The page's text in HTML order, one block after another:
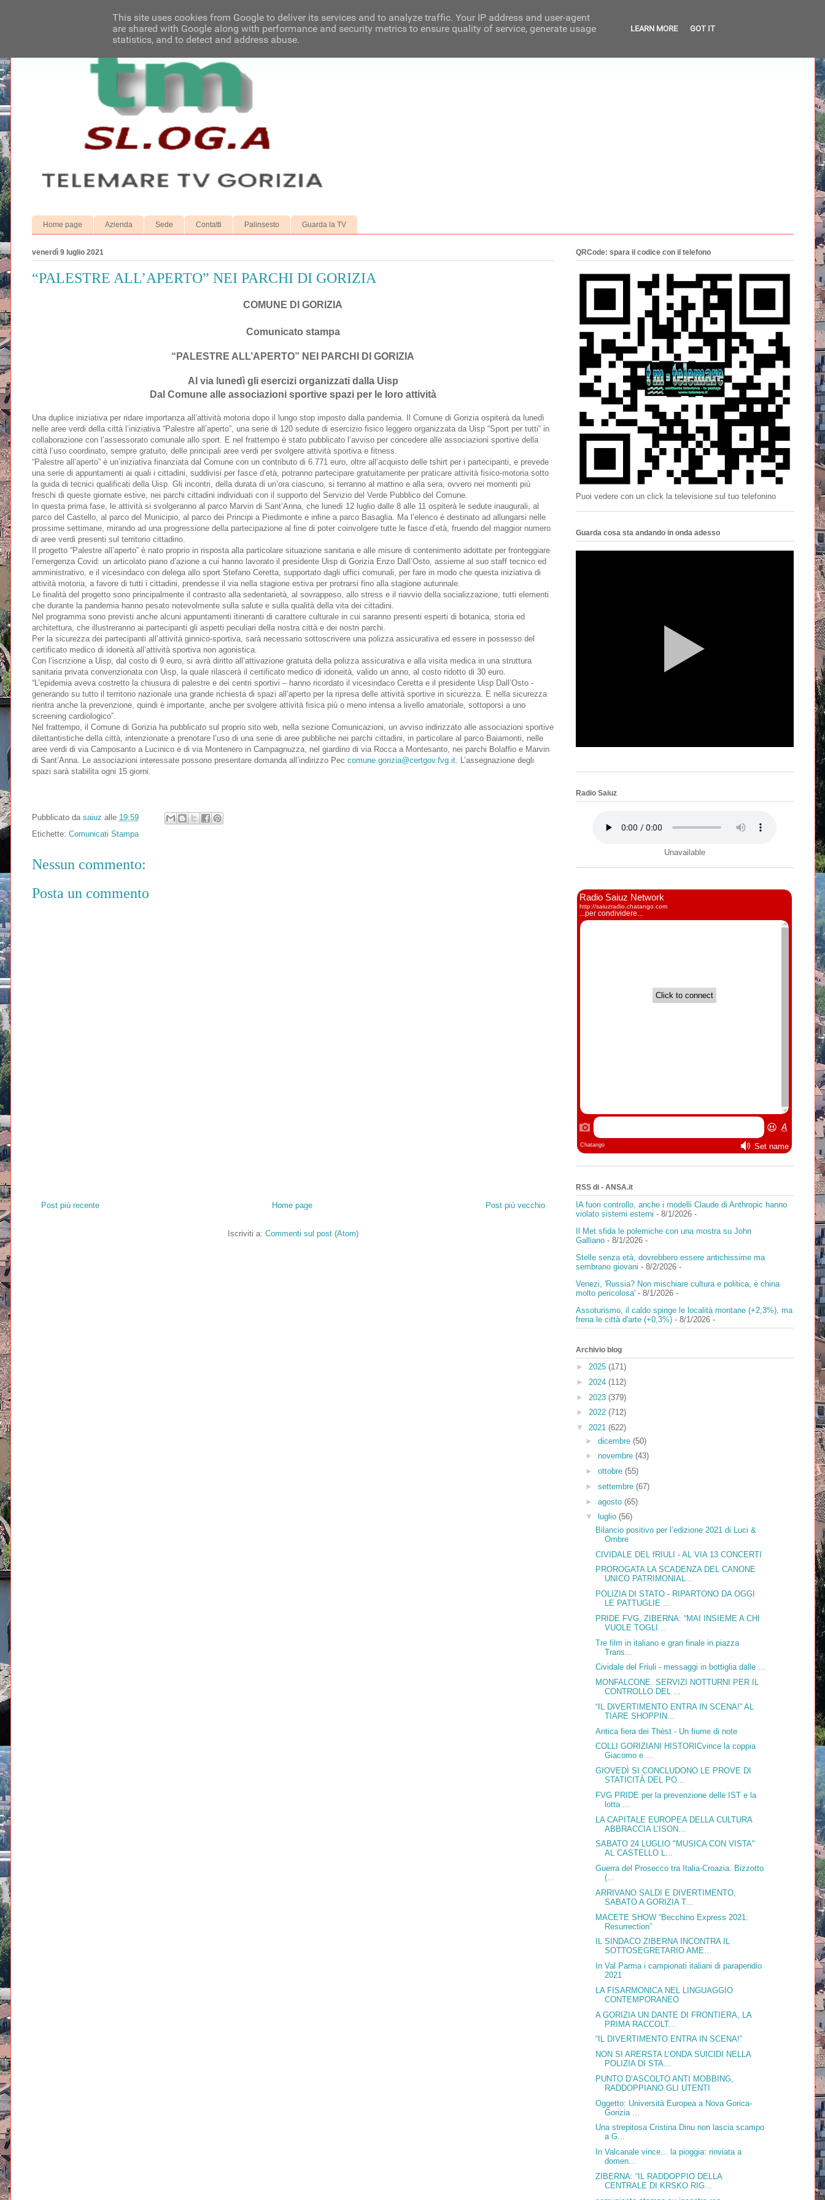
Home page Azienda Sede Contatti Palinsesto Guarda la TV
venerdì 9 luglio 2021
“PALESTRE ALL’APERTO” NEI PARCHI DI GORIZIA
COMUNE DI GORIZIA
Comunicato stampa
“PALESTRE ALL’APERTO” NEI PARCHI DI GORIZIA
Al via lunedì gli esercizi organizzati dalla Uisp
Dal Comune alle associazioni sportive spazi per le loro attività
Una duplice iniziativa per ridare importanza all’attività motoria dopo il lungo stop imposto dalla pandemia. Il Comune di Gorizia ospiterà da lunedì
nelle aree verdi della città l’iniziativa “Palestre all’aperto”, una serie di 120 sedute di esercizio fisico leggero organizzata da Uisp “Sport per tutti” in
collaborazione con l’assessorato comunale allo sport. E nel frattempo è stato pubblicato l’avviso per concedere alle associazioni sportive della
città l’uso coordinato, sempre gratuito, delle principali aree verdi per svolgere attività sportiva e fitness.
“Palestre all’aperto” è un’iniziativa finanziata dal Comune con un contributo di 6.771 euro, oltre all’acquisto delle tshirt per i partecipanti, e prevede
una serie di appuntamenti ai quali i cittadini, suddivisi per fasce d’età, potranno partecipare gratuitamente per praticare attività fisico-motoria sotto
la guida di tecnici qualificati della Uisp. Gli incontri, della durata di un’ora ciascuno, si terranno al mattino e alla sera, ovvero nei momenti più
freschi di queste giornate estive, nei parchi cittadini individuati con il supporto del Servizio del Verde Pubblico del Comune.
In questa prima fase, le attività si svolgeranno al parco Marvin di Sant’Anna, che lunedì 12 luglio dalle 8 alle 11 ospiterà le sedute inaugurali, al
parco del Castello, al parco del Municipio, al parco dei Principi a Piedimonte e infine a parco Basaglia. Ma l’elenco è destinato ad allungarsi nelle
prossime settimane, mirando ad una progressione della partecipazione al fine di poter coinvolgere tutte le fasce d’età, fruendo del maggior numero
di aree verdi presenti sul territorio cittadino.
Il progetto “Palestre all’aperto” è nato proprio in risposta alla particolare situazione sanitaria e alle misure di contenimento adottate per fronteggiare
l’emergenza Covid: un articolato piano d’azione a cui hanno lavorato il presidente Uisp di Gorizia Enzo Dall’Osto, assieme al suo staff tecnico ed
amministrativo, e il vicesindaco con delega allo sport Stefano Ceretta, supportato dagli uffici comunali, per fare in modo che questa iniziativa di
attività motoria, a favore di tutti i cittadini, prendesse il via nella stagione estiva per protrarsi fino alla stagione autunnale.
Le finalità del progetto sono principalmente il contrasto alla sedentarietà, al sovrappeso, allo stress e il riavvio della socializzazione, tutti elementi
che durante la pandemia hanno pesato notevolmente sulla salute e sulla qualità della vita dei cittadini.
Nel programma sono previsti anche alcuni appuntamenti itineranti di carattere culturale in cui saranno presenti esperti di botanica, storia ed
architettura, che illustreranno ai partecipanti gli aspetti peculiari della nostra città e dei nostri parchi.
Per la sicurezza dei partecipanti all’attività ginnico-sportiva, sarà necessario sottoscrivere una polizza assicurativa ed essere in possesso del
certificato medico di idoneità all’attività sportiva non agonistica.
Con l’iscrizione a Uisp, dal costo di 9 euro, si avrà diritto all’attivazione gratuita della polizza assicurativa e alla visita medica in una struttura
sanitaria privata convenzionata con Uisp, la quale rilascerà il certificato medico di idoneità, valido un anno, al costo ridotto di 30 euro.
“L’epidemia aveva costretto la chiusura di palestre e dei centri sportivi – hanno ricordato il vicesindaco Ceretta e il presidente Uisp Dall’Osto -
generando su tutto il territorio nazionale una grande richiesta di spazi all’aperto per la ripresa delle attività sportive in sicurezza. E nella sicurezza
rientra anche la prevenzione, quindi è importante, anche per svolgere attività fisica più o meno intensa a livello amatoriale, sottoporsi a uno
screening cardiologico”.
Nel frattempo, il Comune di Gorizia ha pubblicato sul proprio sito web, nella sezione Comunicazioni, un avviso indirizzato alle associazioni sportive
dilettantistiche della città, intenzionate a prenotare l’uso di una serie di aree pubbliche nei parchi cittadini, in particolare al parco Baiamonti, nelle
aree verdi di via Camposanto a Lucinico e di via Montenero in Campagnuzza, nel giardino di via Rocca a Montesanto, nei parchi Bolaffio e Marvin
di Sant’Anna. Le associazioni interessate possono presentare domanda all’indirizzo Pec comune.gorizia@certgov.fvg.it. L’assegnazione degli
spazi sarà stabilita ogni 15 giorni.
Pubblicato da saiuz alle 19:59
Etichette: Comunicati Stampa
Nessun commento:
Posta un commento
Post più recente Post più vecchio
Home page
Iscriviti a: Commenti sul post (Atom)
QRCode: spara il codice con il telefono
Puoi vedere con un click la televisione sul tuo telefonino
Guarda cosa sta andando in onda adesso
Radio Saiuz
Unavailable
RSS di - ANSA.it
IA fuori controllo, anche i modelli Claude di Anthropic hanno
violato sistemi esterni - 8/1/2026-
Il Met sfida le polemiche con una mostra su John
Galliano- 8/1/2026-
Stelle senza età, dovrebbero essere antichissime ma
sembrano giovani - 8/2/2026-
Venezi, 'Russia? Non mischiare cultura e politica, è china
molto pericolosa'- 8/1/2026-
Assoturismo, il caldo spinge le località montane (+2,3%), ma
frena le città d'arte (+0,3%)- 8/1/2026-
Archivio blog
► 2025 (171)
► 2024 (112)
► 2023 (379)
► 2022 (712)
▼ 2021 (622)
►dicembre(50)
►novembre(43)
►ottobre(55)
►settembre(67)
►agosto(65)
▼
luglio(56)
Bilancio positivo per l’edizione 2021 di Luci &
Ombre
CIVIDALE DEL fRIULI - AL VIA 13 CONCERTI
PROROGATA LA SCADENZA DEL CANONE
UNICO PATRIMONIAL...
POLIZIA DI STATO - RIPARTONO DA OGGI
LE PATTUGLIE ...
PRIDE FVG, ZIBERNA: “MAI INSIEME A CHI
VUOLE TOGLI...
Tre film in italiano e gran finale in piazza
Trans...
Cividale del Friuli - messaggi in bottiglia dalle ...
MONFALCONE. SERVIZI NOTTURNI PER IL
CONTROLLO DEL ...
“IL DIVERTIMENTO ENTRA IN SCENA!” AL
TIARE SHOPPIN...
Antica fiera dei Thèst - Un fiume di note
COLLI GORIZIANI HISTORICvince la coppia
Giacomo e ...
GIOVEDÌ SI CONCLUDONO LE PROVE DI
STATICITÀ DEL PO...
FVG PRIDE per la prevenzione delle IST e la
lotta ...
LA CAPITALE EUROPEA DELLA CULTURA
ABBRACCIA L’ISON...
SABATO 24 LUGLIO "MUSICA CON VISTA"
AL CASTELLO L...
Guerra del Prosecco tra Italia-Croazia. Bizzotto
(...
ARRIVANO SALDI E DIVERTIMENTO,
SABATO A GORIZIA T...
MACETE SHOW “Becchino Express 2021:
Resurrection”
IL SINDACO ZIBERNA INCONTRA IL
SOTTOSEGRETARIO AME...
In Val Parma i campionati italiani di parapendio
2021
LA FISARMONICA NEL LINGUAGGIO
CONTEMPORANEO
A GORIZIA UN DANTE DI FRONTIERA, LA
PRIMA RACCOLT...
“IL DIVERTIMENTO ENTRA IN SCENA!”
NON SI ARERSTA L’ONDA SUICIDI NELLA
POLIZIA DI STA...
PUNTO D’ASCOLTO ANTI MOBBING,
RADDOPPIANO GLI UTENTI
Oggetto: Università Europea a Nova Gorica-
Gorizia ...
Una strepitosa Cristina Dinu non lascia scampo
a G...
In Valcanale vince... la pioggia: rinviata a
domen...
ZIBERNA: “IL RADDOPPIO DELLA
CENTRALE DI KRSKO RIG...
This site uses cookies from Google to deliver its services and to analyze traffic. Your IP address and user-agent
are shared with Google along with performance and security metrics to ensure quality of service, generate usage
statistics, and to detect and address abuse.
LEARN MORE GOT IT